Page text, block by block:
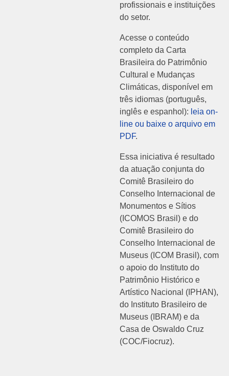
profissionais e instituições
do setor.
Acesse o conteúdo
completo da Carta
Brasileira do Patrimônio
Cultural e Mudanças
Climáticas, disponível em
três idiomas (português,
inglês e espanhol): leia on-
line ou baixe o arquivo em
PDF.
Essa iniciativa é resultado
da atuação conjunta do
Comitê Brasileiro do
Conselho Internacional de
Monumentos e Sítios
(ICOMOS Brasil) e do
Comitê Brasileiro do
Conselho Internacional de
Museus (ICOM Brasil), com
o apoio do Instituto do
Patrimônio Histórico e
Artístico Nacional (IPHAN),
do Instituto Brasileiro de
Museus (IBRAM) e da
Casa de Oswaldo Cruz
(COC/Fiocruz).